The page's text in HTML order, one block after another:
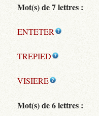
Mot(s) de 7 lettres :
ENTETER
TREPIED
VISIERE
Mot(s) de 6 lettres :